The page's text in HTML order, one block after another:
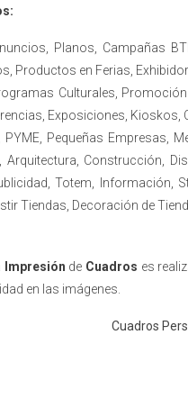
Planos, Campañas
Productos en Ferias,
Culturales,
Exposiciones, Kioskos,
Pequeñas Empresas,
Construcción,
Totem, Información,
Tiendas, Decoración de
Impresión de Cuadros es
en las imágenes.
Cuadros